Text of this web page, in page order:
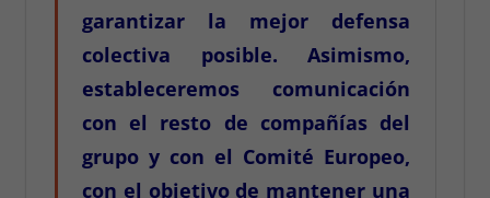
garantizar la mejor defensa
colectiva posible. Asimismo,
estableceremos comunicación
con el resto de compañías del
grupo y con el Comité Europeo,
con el objetivo de mantener una